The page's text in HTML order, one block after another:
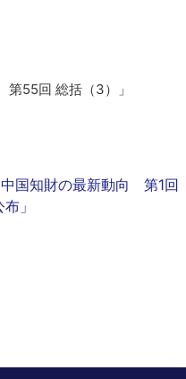
55回 総括（3）」
知財の最新動向 第1回
」